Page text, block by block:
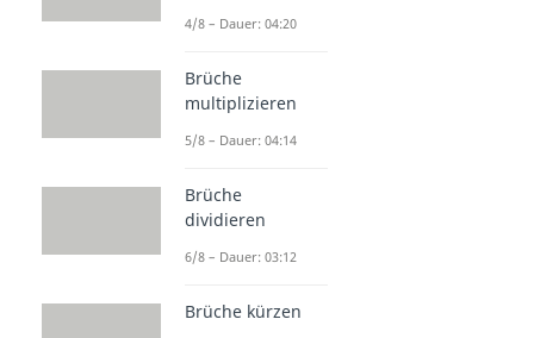
4/8 – Dauer: 04:20
Brüche
multiplizieren
5/8 – Dauer: 04:14
Brüche
dividieren
6/8 – Dauer: 03:12
Brüche kürzen